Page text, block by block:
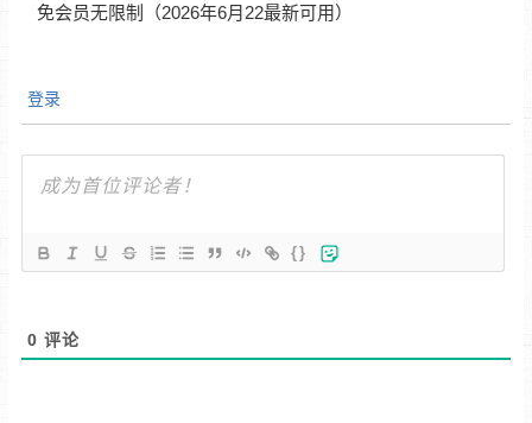
免会员无限制（2026年6月22最新可用）
登录
{}
0 评论